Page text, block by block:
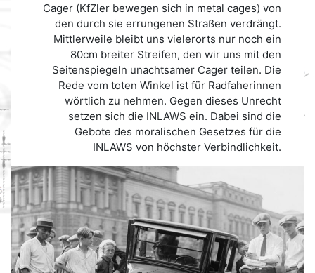
Cager (KfZler bewegen sich in metal cages) von
den durch sie errungenen Straßen verdrängt.
Mittlerweile bleibt uns vielerorts nur noch ein
80cm breiter Streifen, den wir uns mit den
Seitenspiegeln unachtsamer Cager teilen. Die
Rede vom toten Winkel ist für Radfaherinnen
wörtlich zu nehmen. Gegen dieses Unrecht
setzen sich die INLAWS ein. Dabei sind die
Gebote des moralischen Gesetzes für die
INLAWS von höchster Verbindlichkeit.